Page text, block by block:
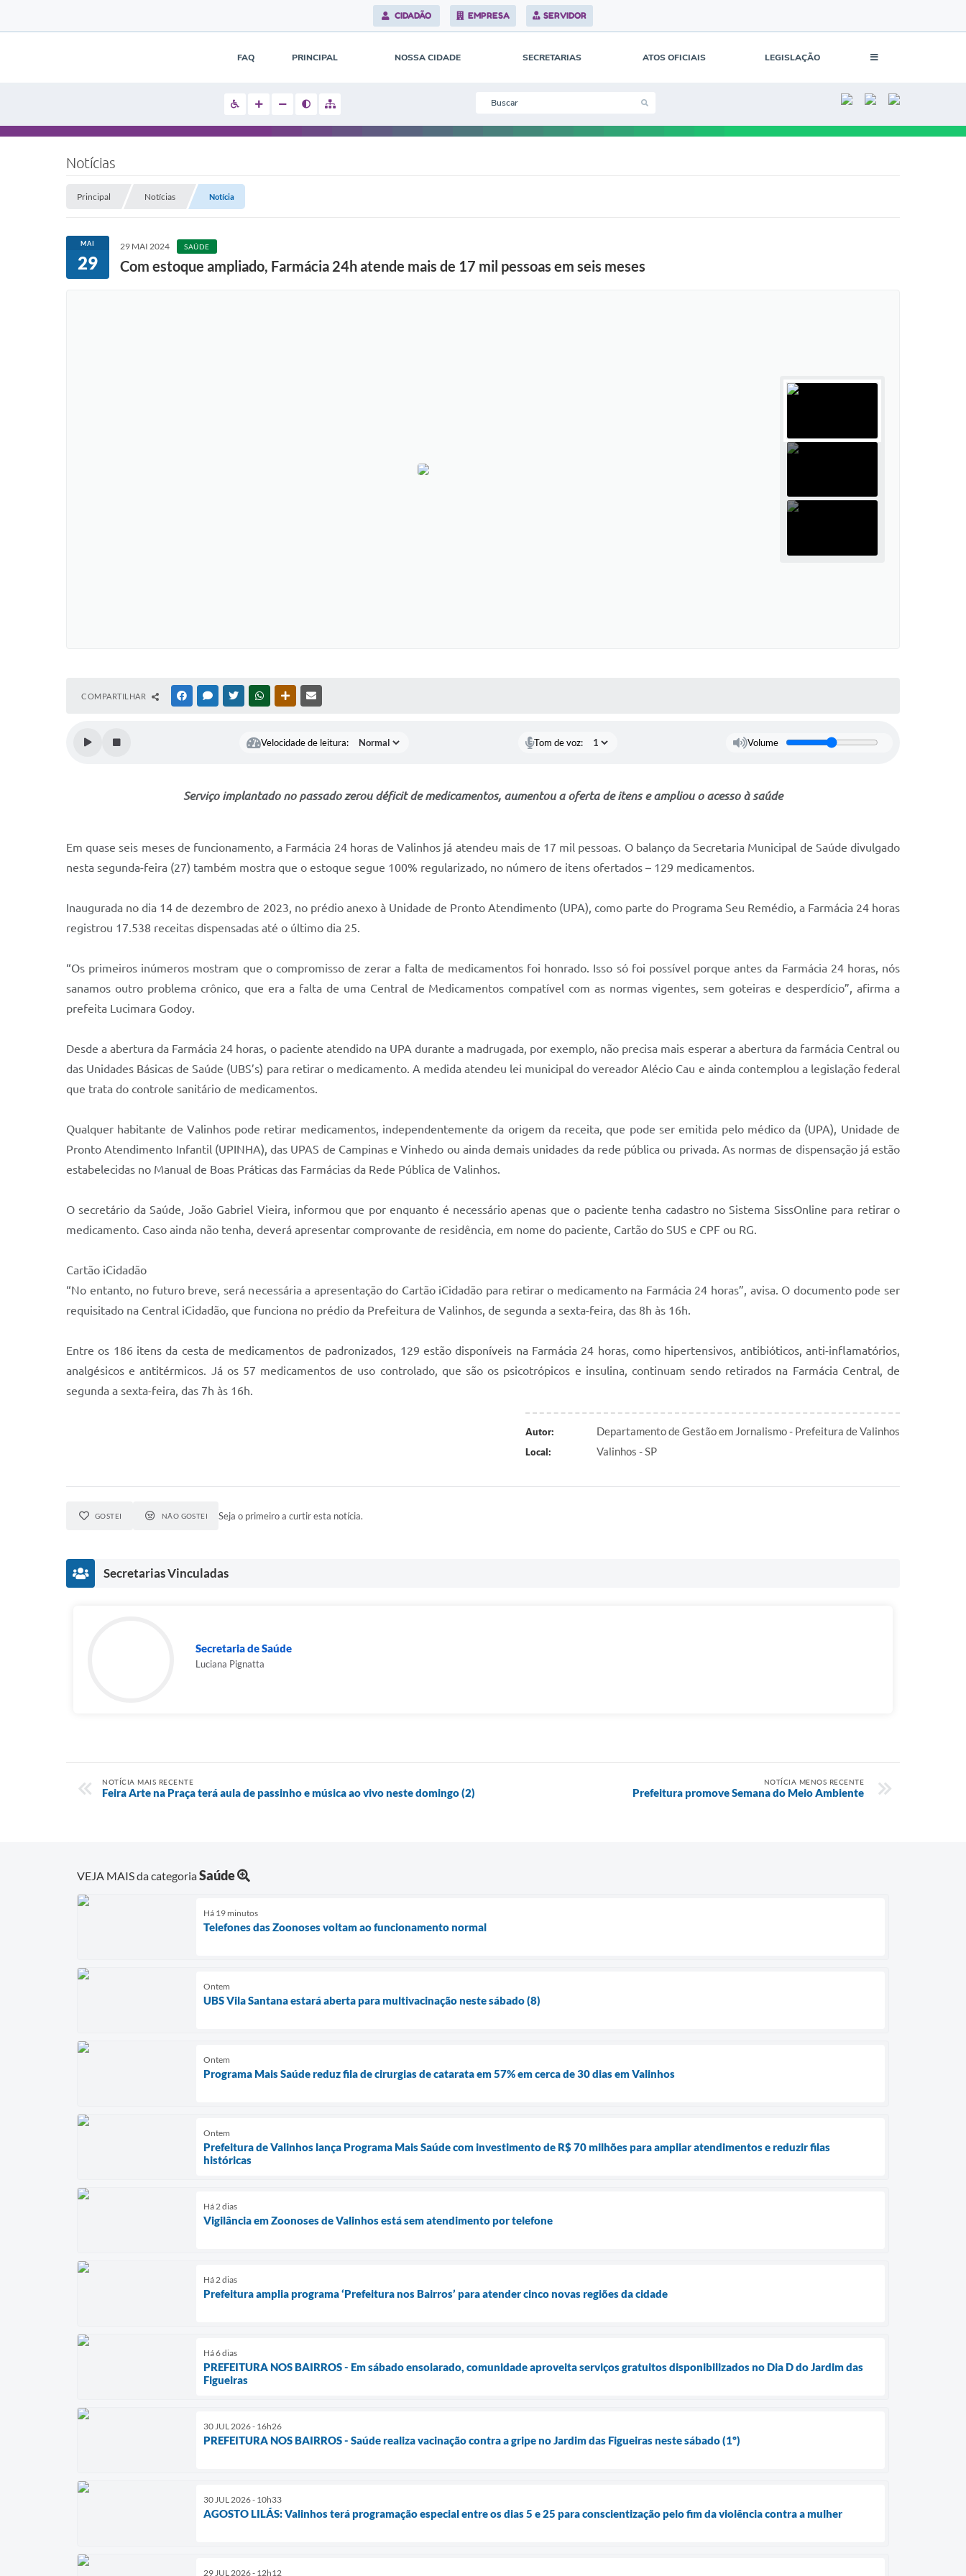
CIDADÃO EMPRESA SERVIDOR
FAQ PRINCIPAL NOSSA CIDADE SECRETARIAS ATOS OFICIAIS LEGISLAÇÃO
Notícias
Principal Notícias Notícia
MAI
29
29 MAI 2024 SAÚDE
Com estoque ampliado, Farmácia 24h atende mais de 17 mil pessoas em seis meses
COMPARTILHAR FACEBOOKMESSENGER
TWITTERWHATSAPPOUTRAS MÍDIAS
Velocidade de leitura: Tom de voz: Volume
Serviço implantado no passado zerou déficit de medicamentos, aumentou a oferta de itens e ampliou o acesso à saúde
Em quase seis meses de funcionamento, a Farmácia 24 horas de Valinhos já atendeu mais de 17 mil pessoas. O balanço da Secretaria Municipal de Saúde divulgado
nesta segunda-feira (27) também mostra que o estoque segue 100% regularizado, no número de itens ofertados – 129 medicamentos.
Inaugurada no dia 14 de dezembro de 2023, no prédio anexo à Unidade de Pronto Atendimento (UPA), como parte do Programa Seu Remédio, a Farmácia 24 horas
registrou 17.538 receitas dispensadas até o último dia 25.
“Os primeiros inúmeros mostram que o compromisso de zerar a falta de medicamentos foi honrado. Isso só foi possível porque antes da Farmácia 24 horas, nós
sanamos outro problema crônico, que era a falta de uma Central de Medicamentos compatível com as normas vigentes, sem goteiras e desperdício”, afirma a
prefeita Lucimara Godoy.
Desde a abertura da Farmácia 24 horas, o paciente atendido na UPA durante a madrugada, por exemplo, não precisa mais esperar a abertura da farmácia Central ou
das Unidades Básicas de Saúde (UBS’s) para retirar o medicamento. A medida atendeu lei municipal do vereador Alécio Cau e ainda contemplou a legislação federal
que trata do controle sanitário de medicamentos.
Qualquer habitante de Valinhos pode retirar medicamentos, independentemente da origem da receita, que pode ser emitida pelo médico da (UPA), Unidade de
Pronto Atendimento Infantil (UPINHA), das UPAS de Campinas e Vinhedo ou ainda demais unidades da rede pública ou privada. As normas de dispensação já estão
estabelecidas no Manual de Boas Práticas das Farmácias da Rede Pública de Valinhos.
O secretário da Saúde, João Gabriel Vieira, informou que por enquanto é necessário apenas que o paciente tenha cadastro no Sistema SissOnline para retirar o
medicamento. Caso ainda não tenha, deverá apresentar comprovante de residência, em nome do paciente, Cartão do SUS e CPF ou RG.
Cartão iCidadão
“No entanto, no futuro breve, será necessária a apresentação do Cartão iCidadão para retirar o medicamento na Farmácia 24 horas”, avisa. O documento pode ser
requisitado na Central iCidadão, que funciona no prédio da Prefeitura de Valinhos, de segunda a sexta-feira, das 8h às 16h.
Entre os 186 itens da cesta de medicamentos de padronizados, 129 estão disponíveis na Farmácia 24 horas, como hipertensivos, antibióticos, anti-inflamatórios,
analgésicos e antitérmicos. Já os 57 medicamentos de uso controlado, que são os psicotrópicos e insulina, continuam sendo retirados na Farmácia Central, de
segunda a sexta-feira, das 7h às 16h.
Autor: Departamento de Gestão em Jornalismo - Prefeitura de Valinhos
Local: Valinhos - SP
GOSTEI NÃO GOSTEI Seja o primeiro a curtir esta notícia.
Secretarias Vinculadas
Secretaria de Saúde
Luciana Pignatta
NOTÍCIA MAIS RECENTE
Feira Arte na Praça terá aula de passinho e música ao vivo neste domingo (2)
NOTÍCIA MENOS RECENTE
Prefeitura promove Semana do Meio Ambiente
VEJA MAIS da categoriaSaúde
Há 19 minutos
Telefones das Zoonoses voltam ao funcionamento normal
Ontem
UBS Vila Santana estará aberta para multivacinação neste sábado (8)
Ontem
Programa Mais Saúde reduz fila de cirurgias de catarata em 57% em cerca de 30 dias em Valinhos
Ontem
Prefeitura de Valinhos lança Programa Mais Saúde com investimento de R$ 70 milhões para ampliar atendimentos e reduzir filas
históricas
Há 2 dias
Vigilância em Zoonoses de Valinhos está sem atendimento por telefone
Há 2 dias
Prefeitura amplia programa ‘Prefeitura nos Bairros’ para atender cinco novas regiões da cidade
Há 6 dias
PREFEITURA NOS BAIRROS - Em sábado ensolarado, comunidade aproveita serviços gratuitos disponibilizados no Dia D do Jardim das
Figueiras
30 JUL 2026 - 16h26
PREFEITURA NOS BAIRROS - Saúde realiza vacinação contra a gripe no Jardim das Figueiras neste sábado (1º)
30 JUL 2026 - 10h33
AGOSTO LILÁS: Valinhos terá programação especial entre os dias 5 e 25 para conscientização pelo fim da violência contra a mulher
29 JUL 2026 - 12h12